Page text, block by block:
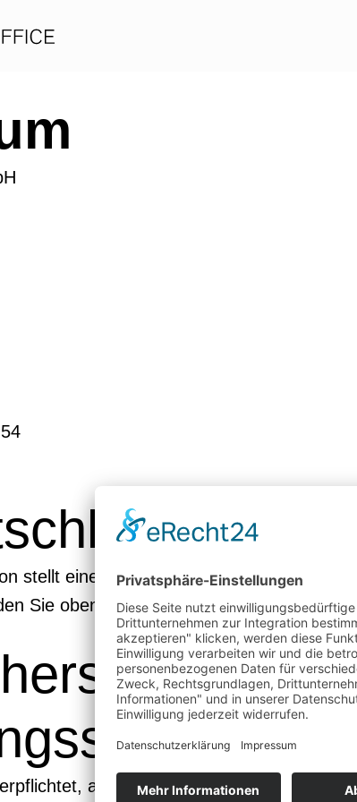
stellt eine Plattform zur Online-
Sie oben im Impressum.
an Streitbeilegungsverfahren vor